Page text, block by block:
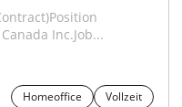
Inc.Job...
Homeoffice
Vollzeit